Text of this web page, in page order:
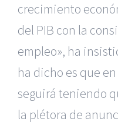
crecimiento
del PIB con la
empleo», ha
ha dicho es que
seguirá teniendo
la plétora de